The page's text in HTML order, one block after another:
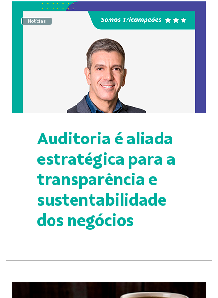
Notícias
Auditoria é aliada
estratégica para a
transparência e
sustentabilidade
dos negócios